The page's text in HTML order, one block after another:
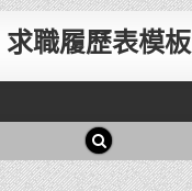
求職履歷表模板